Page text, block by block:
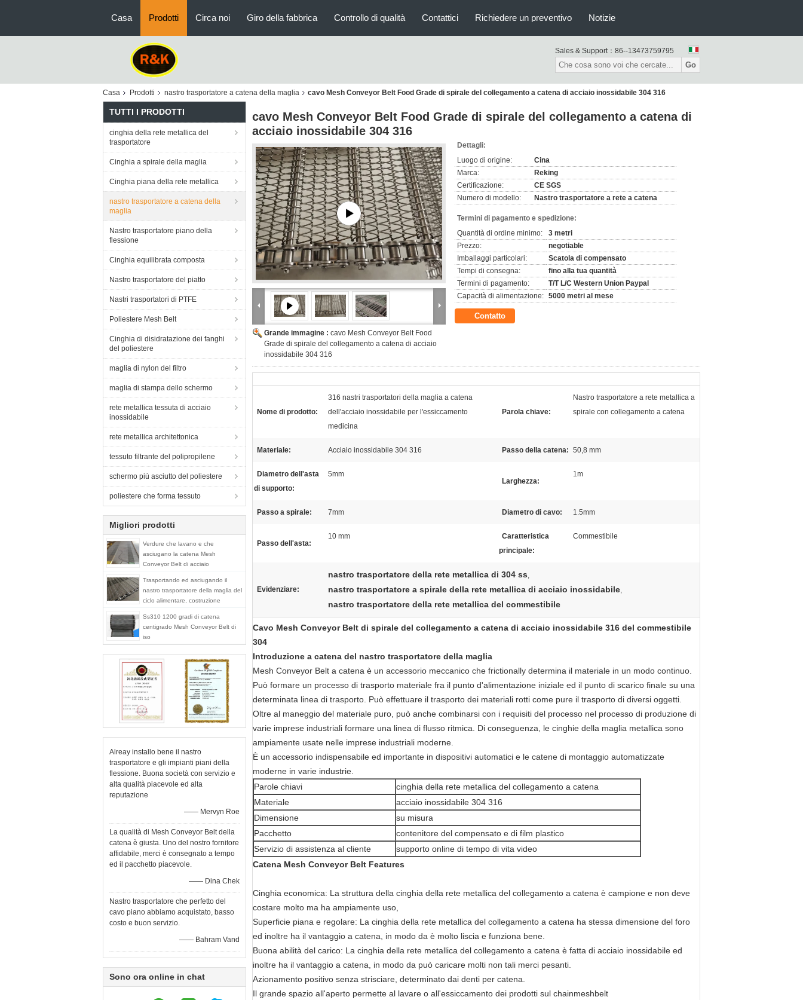
Casa Prodotti Circa noi Giro della fabbrica Controllo di qualità Contattici Richiedere un preventivo Notizie
Sales & Support： 86--13473759795
Go
Casa Prodotti nastro trasportatore a catena della maglia cavo Mesh Conveyor Belt Food Grade di spirale del collegamento a catena di acciaio inossidabile 304 316
TUTTI I PRODOTTI
cinghia della rete metallica del
trasportatore
Cinghia a spirale della maglia
Cinghia piana della rete metallica
nastro trasportatore a catena della
maglia
Nastro trasportatore piano della
flessione
Cinghia equilibrata composta
Nastro trasportatore del piatto
Nastri trasportatori di PTFE
Poliestere Mesh Belt
Cinghia di disidratazione dei fanghi
del poliestere
maglia di nylon del filtro
maglia di stampa dello schermo
rete metallica tessuta di acciaio
inossidabile
rete metallica architettonica
tessuto filtrante del polipropilene
schermo più asciutto del poliestere
poliestere che forma tessuto
Migliori prodotti
Verdure che lavano e che
asciugano la catena Mesh
Conveyor Belt di acciaio
Trasportando ed asciugando il
nastro trasportatore della maglia del
ciclo alimentare, costruzione
Ss310 1200 gradi di catena
centigrado Mesh Conveyor Belt di
iso
Alreay installo bene il nastro
trasportatore e gli impianti piani della
flessione. Buona società con servizio e
alta qualità piacevole ed alta
reputazione
—— Mervyn Roe
La qualità di Mesh Conveyor Belt della
catena è giusta. Uno del nostro fornitore
affidabile, merci è consegnato a tempo
ed il pacchetto piacevole.
—— Dina Chek
Nastro trasportatore che perfetto del
cavo piano abbiamo acquistato, basso
costo e buon servizio.
—— Bahram Vand
Sono ora online in chat
cavo Mesh Conveyor Belt Food Grade di spirale del collegamento a catena di
acciaio inossidabile 304 316
Grande immagine : cavo Mesh Conveyor Belt Food
Grade di spirale del collegamento a catena di acciaio
inossidabile 304 316
Dettagli:
Luogo di origine:
Cina
Marca:
Reking
Certificazione:
CE SGS
Numero di modello:
Nastro trasportatore a rete a catena
Termini di pagamento e spedizione:
Quantità di ordine minimo:
3 metri
Prezzo:
negotiable
Imballaggi particolari:
Scatola di compensato
Tempi di consegna:
fino alla tua quantità
Termini di pagamento:
T/T L/C Western Union Paypal
Capacità di alimentazione: 5000 metri al mese
Contatto
Nome di prodotto:
316 nastri trasportatori della maglia a catena
dell'acciaio inossidabile per l'essiccamento
medicina
Parola chiave:
Nastro trasportatore a rete metallica a
spirale con collegamento a catena
Materiale: Acciaio inossidabile 304 316 Passo della catena: 50,8 mm
Diametro dell'asta
di supporto:
5mm
Larghezza:
1m
Passo a spirale: 7mm Diametro di cavo: 1.5mm
Passo dell'asta:
10 mm
Caratteristica
principale:
Commestibile
Evidenziare:
nastro trasportatore della rete metallica di 304 ss,
nastro trasportatore a spirale della rete metallica di acciaio inossidabile,
nastro trasportatore della rete metallica del commestibile
Cavo Mesh Conveyor Belt di spirale del collegamento a catena di acciaio inossidabile 316 del commestibile
304
Introduzione a catena del nastro trasportatore della maglia
Mesh Conveyor Belt a catena è un accessorio meccanico che frictionally determina il materiale in un modo continuo.
Può formare un processo di trasporto materiale fra il punto d'alimentazione iniziale ed il punto di scarico finale su una
determinata linea di trasporto. Può effettuare il trasporto dei materiali rotti come pure il trasporto di diversi oggetti.
Oltre al maneggio del materiale puro, può anche combinarsi con i requisiti del processo nel processo di produzione di
varie imprese industriali formare una linea di flusso ritmica. Di conseguenza, le cinghie della maglia metallica sono
ampiamente usate nelle imprese industriali moderne.
È un accessorio indispensabile ed importante in dispositivi automatici e le catene di montaggio automatizzate
moderne in varie industrie.
Parole chiavi
cinghia della rete metallica del collegamento a catena
Materiale
acciaio inossidabile 304 316
Dimensione
su misura
Pacchetto
contenitore del compensato e di film plastico
Servizio di assistenza al cliente
supporto online di tempo di vita video
Catena Mesh Conveyor Belt Features
Cinghia economica: La struttura della cinghia della rete metallica del collegamento a catena è campione e non deve
costare molto ma ha ampiamente uso,
Superficie piana e regolare: La cinghia della rete metallica del collegamento a catena ha stessa dimensione del foro
ed inoltre ha il vantaggio a catena, in modo da è molto liscia e funziona bene.
Buona abilità del carico: La cinghia della rete metallica del collegamento a catena è fatta di acciaio inossidabile ed
inoltre ha il vantaggio a catena, in modo da può caricare molti non tali merci pesanti.
Azionamento positivo senza strisciare, determinato dai denti per catena.
Il grande spazio all'aperto permette al lavare o all'essiccamento dei prodotti sul chainmeshbelt